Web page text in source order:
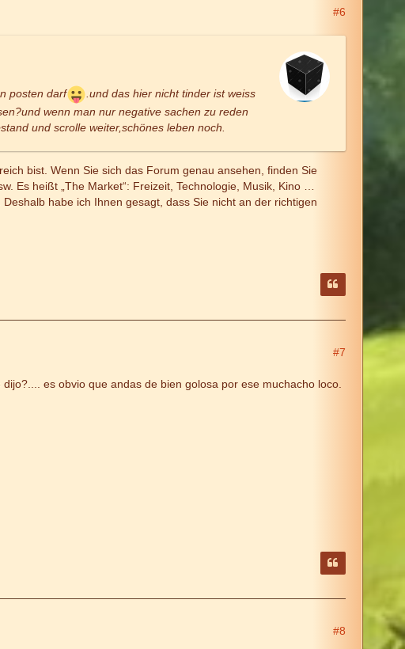
#6
posten darf
.und das hier nicht tinder ist weiss
wenn man nur negative sachen zu reden
und scrolle weiter,schönes leben noch.
bist. Wenn Sie sich das Forum genau ansehen, finden Sie
Es heißt „The Market“: Freizeit, Technologie, Musik, Kino …
habe ich Ihnen gesagt, dass Sie nicht an der richtigen
#7
es obvio que andas de bien golosa por ese muchacho loco.
#8